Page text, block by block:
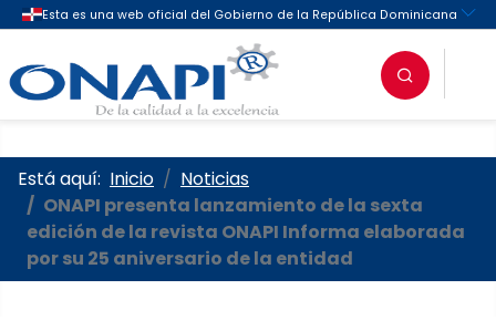
Oficina Nacional de la
Está aquí: Inicio
Noticias
ONAPI presenta lanzamiento de la sexta
edición de la revista ONAPI Informa elaborada
por su 25 aniversario de la entidad